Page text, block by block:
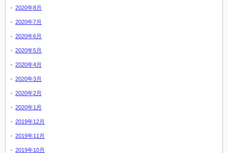
2020年8月
2020年7月
2020年6月
2020年5月
2020年4月
2020年3月
2020年2月
2020年1月
2019年12月
2019年11月
2019年10月